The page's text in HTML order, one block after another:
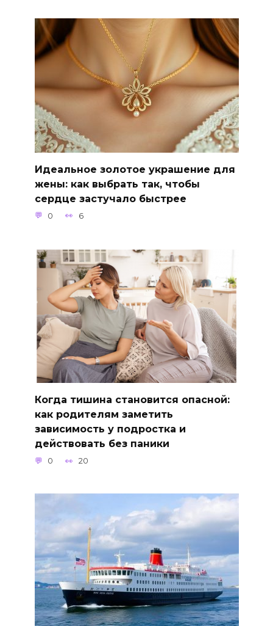
Идеальное золотое украшение для
жены: как выбрать так, чтобы
сердце застучало быстрее
0 6
Когда тишина становится опасной:
как родителям заметить
зависимость у подростка и
действовать без паники
0 20